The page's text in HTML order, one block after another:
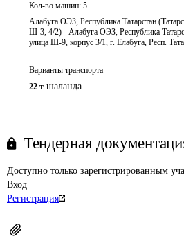
Кол-во машин: 5
Алабуга ОЭЗ, Республика Татарстан
Ш-3, 4/2) - Алабуга ОЭЗ, Республика
улица Ш-9, корпус 3/1, г. Елабуга, Респ.
Варианты транспорта
22 т шаланда
Тендерная
Доступно только зарегистрированным
Вход
Регистрация